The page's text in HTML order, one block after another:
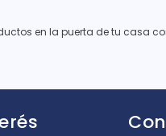
en la puerta de tu casa